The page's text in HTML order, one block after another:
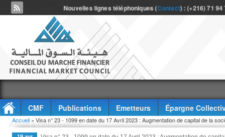
Nouvelles lignes téléphoniques (Contact) : (+216) 71
CMF Publications Emetteurs
Épargne
Accès à l'information
Vous êtes ici
Accueil » Visa n° 23 - 1099 en date du 17 Avril 2023 : Augmentation de capital de la